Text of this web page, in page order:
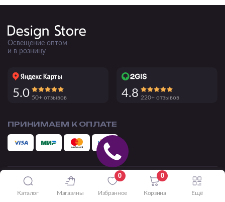
Подпишись на нашу рассылку
Освещение оптом
и в розницу
5.0 50+ отзывов 4.8 220+ отзывов
ПРИНИМАЕМ К ОПЛАТЕ
Каталог Магазины
0
Избранное
0
Корзина Ещё